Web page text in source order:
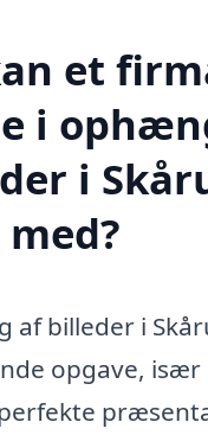
et
i
i
af billeder i
opgave, især